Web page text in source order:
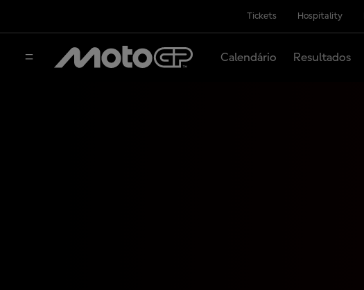
Tickets Hospitality
Calendário Resultados